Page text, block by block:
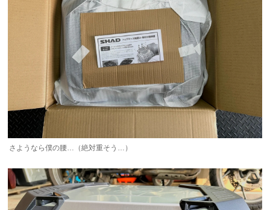
さようなら僕の腰…（絶対重そう…）